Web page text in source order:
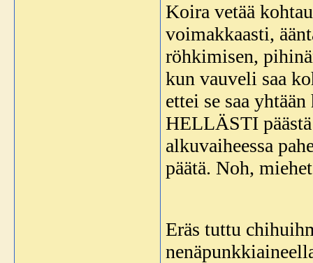
Koira vetää
voimakkaasti,
röhkimisen,
kun vauveli saa
ettei se saa
HELLÄSTI
alkuvaiheessa
päätä. Noh,
Eräs tuttu